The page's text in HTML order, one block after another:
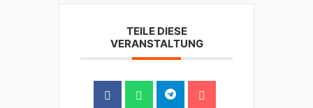
TEILE DIESE
VERANSTALTUNG